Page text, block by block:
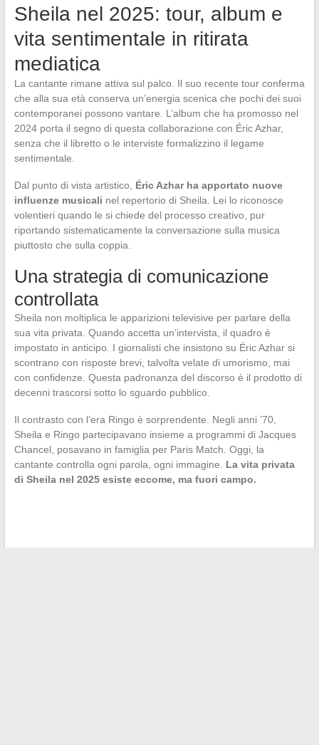
Sheila nel 2025: tour, album e
vita sentimentale in ritirata
mediatica
La cantante rimane attiva sul palco. Il suo recente tour conferma
che alla sua età conserva un’energia scenica che pochi dei suoi
contemporanei possono vantare. L’album che ha promosso nel
2024 porta il segno di questa collaborazione con Éric Azhar,
senza che il libretto o le interviste formalizzino il legame
sentimentale.
Dal punto di vista artistico, Éric Azhar ha apportato nuove
influenze musicali nel repertorio di Sheila. Lei lo riconosce
volentieri quando le si chiede del processo creativo, pur
riportando sistematicamente la conversazione sulla musica
piuttosto che sulla coppia.
Una strategia di comunicazione
controllata
Sheila non moltiplica le apparizioni televisive per parlare della
sua vita privata. Quando accetta un’intervista, il quadro è
impostato in anticipo. I giornalisti che insistono su Éric Azhar si
scontrano con risposte brevi, talvolta velate di umorismo, mai
con confidenze. Questa padronanza del discorso è il prodotto di
decenni trascorsi sotto lo sguardo pubblico.
Il contrasto con l’era Ringo è sorprendente. Negli anni ’70,
Sheila e Ringo partecipavano insieme a programmi di Jacques
Chancel, posavano in famiglia per Paris Match. Oggi, la
cantante controlla ogni parola, ogni immagine. La vita privata
di Sheila nel 2025 esiste eccome, ma fuori campo.